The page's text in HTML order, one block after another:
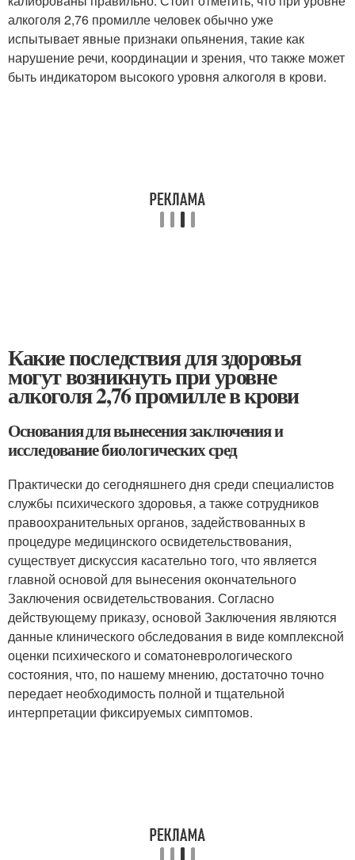
алкоголя 2,76 промилле человек обычно уже
испытывает явные признаки опьянения, такие как
нарушение речи, координации и зрения, что также может
быть индикатором высокого уровня алкоголя в крови.
Какие последствия для здоровья
могут возникнуть при уровне
алкоголя 2,76 промилле в крови
Основания для вынесения заключения и
исследование биологических сред
Практически до сегодняшнего дня среди специалистов
службы психического здоровья, а также сотрудников
правоохранительных органов, задействованных в
процедуре медицинского освидетельствования,
существует дискуссия касательно того, что является
главной основой для вынесения окончательного
Заключения освидетельствования. Согласно
действующему приказу, основой Заключения являются
данные клинического обследования в виде комплексной
оценки психического и соматоневрологического
состояния, что, по нашему мнению, достаточно точно
передает необходимость полной и тщательной
интерпретации фиксируемых симптомов.